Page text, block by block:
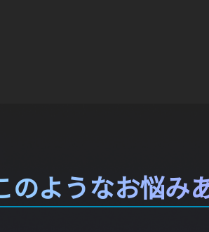
ようなお悩み